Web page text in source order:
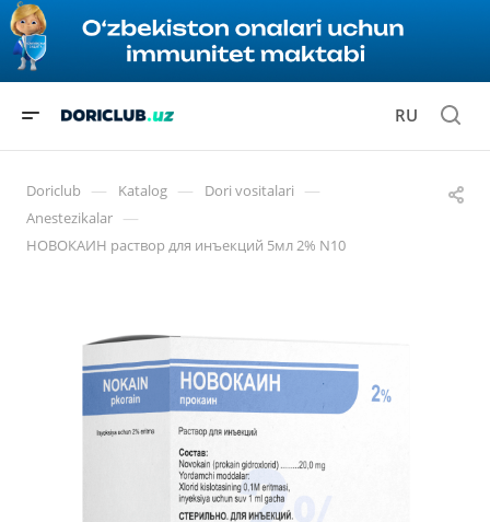
RU
Doriclub — Katalog — Dori vositalari —
Anestezikalar —
НОВОКАИН раствор для инъекций 5мл 2% N10